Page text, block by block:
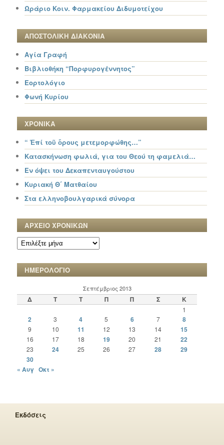
Ωράριο Κοιν. Φαρμακείου Διδυμοτείχου
ΑΠΟΣΤΟΛΙΚΗ ΔΙΑΚΟΝΙΑ
Αγία Γραφή
Βιβλιοθήκη “Πορφυρογέννητος”
Εορτολόγιο
Φωνή Κυρίου
ΧΡΟΝΙΚΑ
“ Ἐπί τοῦ ὄρους μετεμορφώθης…”
Κατασκήνωση φωλιά, για του Θεού τη φαμελιά…
Εν όψει του Δεκαπενταυγούστου
Κυριακή Θ΄ Ματθαίου
Στα ελληνοβουλγαρικά σύνορα
ΑΡΧΕΙΟ ΧΡΟΝΙΚΩΝ
ΑΡΧΕΙΟ
ΧΡΟΝΙΚΩΝ
ΗΜΕΡΟΛΟΓΙΟ
Σεπτέμβριος 2013
Δ Τ Τ Π Π Σ Κ
1
2 3 4 5 6 7 8
9 10 11 12 13 14 15
16 17 18 19 20 21 22
23 24 25 26 27 28
29
30
« Αυγ Οκτ »
Εκδόσεις